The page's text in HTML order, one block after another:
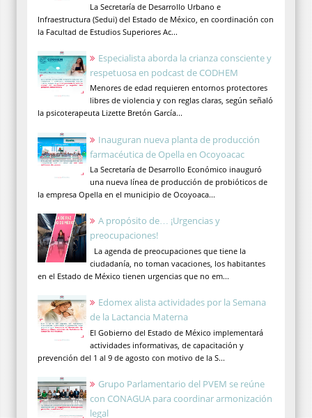
La Secretaría de Desarrollo Urbano e
Infraestructura (Sedui) del Estado de México, en coordinación con
la Facultad de Estudios Superiores Ac...
Especialista aborda la crianza consciente y
respetuosa en podcast de CODHEM
Menores de edad requieren entornos protectores
libres de violencia y con reglas claras, según señaló
la psicoterapeuta Lizette Bretón García...
Inauguran nueva planta de producción
farmacéutica de Opella en Ocoyoacac
La Secretaría de Desarrollo Económico inauguró
una nueva línea de producción de probióticos de
la empresa Opella en el municipio de Ocoyoaca...
A propósito de… ¡Urgencias y
preocupaciones!
La agenda de preocupaciones que tiene la
ciudadanía, no toman vacaciones, los habitantes
en el Estado de México tienen urgencias que no em...
Edomex alista actividades por la Semana
de la Lactancia Materna
El Gobierno del Estado de México implementará
actividades informativas, de capacitación y
prevención del 1 al 9 de agosto con motivo de la S...
Grupo Parlamentario del PVEM se reúne
con CONAGUA para coordinar armonización
legal